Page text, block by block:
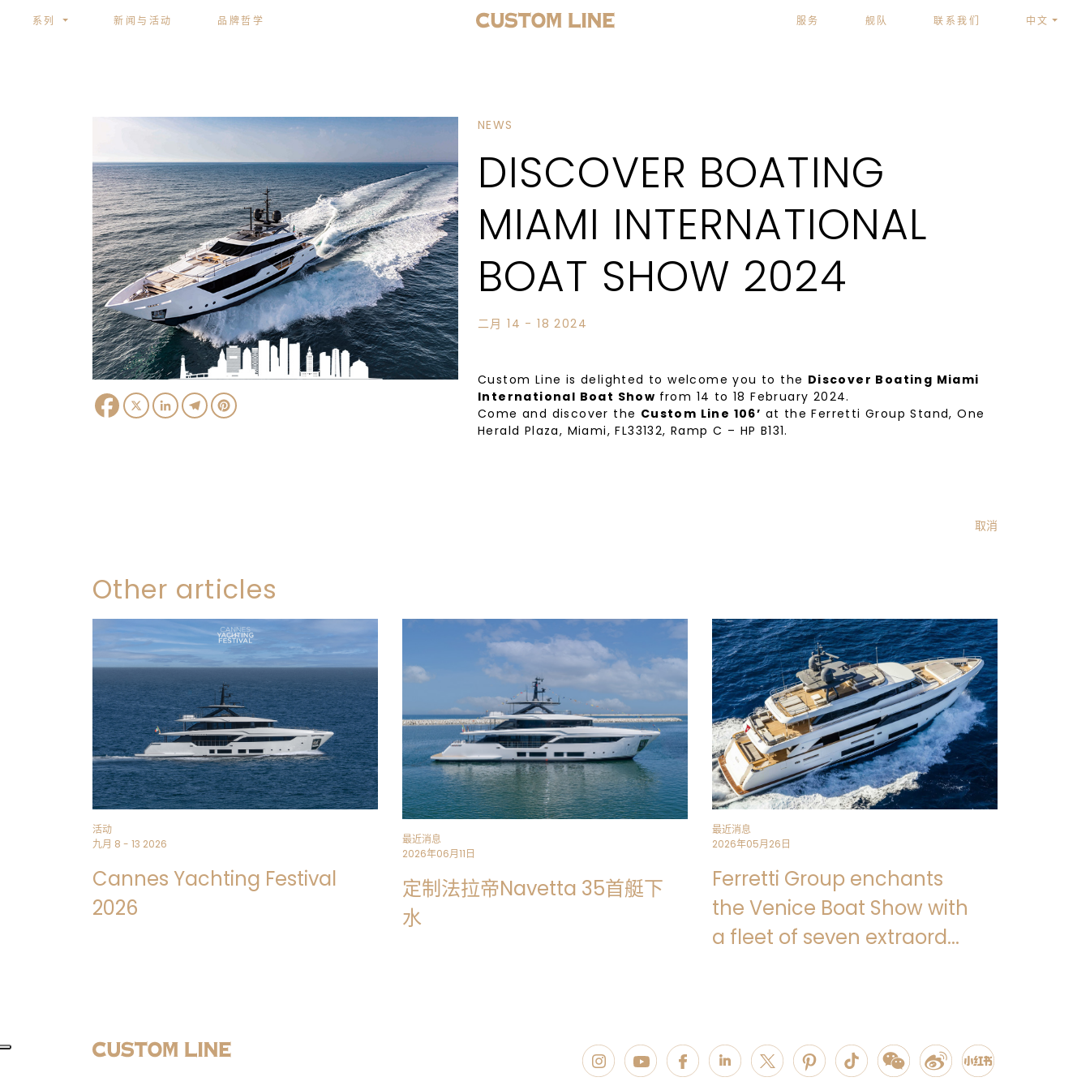
系列 新闻与活动 品牌哲学 服务 舰队 联系我们 中文
Facebook
X LinkedInTelegram
NEWS
DISCOVER BOATING
MIAMI INTERNATIONAL
BOAT SHOW 2024
二月 14 - 18 2024
Custom Line is delighted to welcome you to the Discover Boating Miami
International Boat Show from 14 to 18 February 2024.
Come and discover the Custom Line 106’ at the Ferretti Group Stand, One
Herald Plaza, Miami, FL33132, Ramp C – HP B131.
取消
Other articles
活动
九月 8 - 13 2026
Cannes Yachting Festival
2026
最近消息
2026年06月11日
定制法拉帝Navetta 35首艇下
水
最近消息
2026年05月26日
Ferretti Group enchants
the Venice Boat Show with
a fleet of seven extraord...